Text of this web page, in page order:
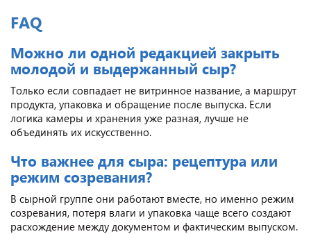
FAQ
Можно ли одной редакцией закрыть
молодой и выдержанный сыр?
Только если совпадает не витринное название, а маршрут
продукта, упаковка и обращение после выпуска. Если
логика камеры и хранения уже разная, лучше не
объединять их искусственно.
Что важнее для сыра: рецептура или
режим созревания?
В сырной группе они работают вместе, но именно режим
созревания, потеря влаги и упаковка чаще всего создают
расхождение между документом и фактическим выпуском.